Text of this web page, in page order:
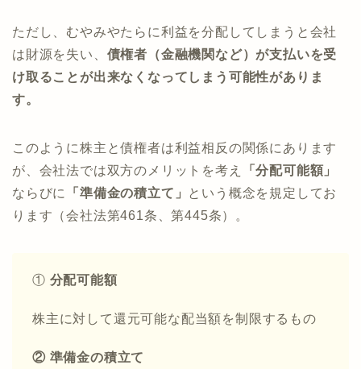
ただし、むやみやたらに利益を分配してしまうと会社
は財源を失い、 債権者（金融機関など）が支払いを受
け取ることが出来なくなってしまう可能性がありま
す。
このように株主と債権者は利益相反の関係にあります
が、会社法では双方のメリットを考え
「分配可能額」
ならびに
「準備金の積立て 」 という概念を規定してお
ります（会社法第461条、第445条）。
① 分配可能額
株主に対して還元可能な配当額を制限するもの
② 準備金の積立て